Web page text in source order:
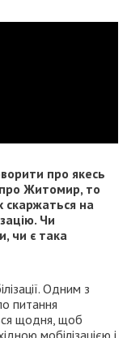
про якесь
Житомир, то
скаржаться на
Чи
чи є така
Одним з
питання
щодня, щоб
мобілізацією і